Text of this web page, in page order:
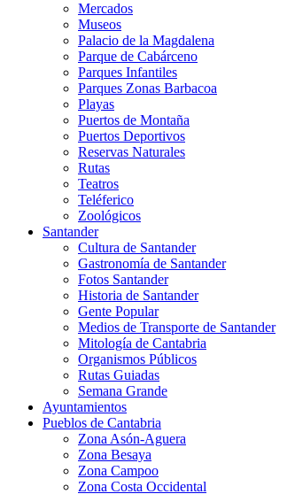
Mercados
Museos
Palacio de la Magdalena
Parque de Cabárceno
Parques Infantiles
Parques Zonas Barbacoa
Playas
Puertos de Montaña
Puertos Deportivos
Reservas Naturales
Rutas
Teatros
Teléferico
Zoológicos
Santander
Cultura de Santander
Gastronomía de Santander
Fotos Santander
Historia de Santander
Gente Popular
Medios de Transporte de Santander
Mitología de Cantabria
Organismos Públicos
Rutas Guiadas
Semana Grande
Ayuntamientos
Pueblos de Cantabria
Zona Asón-Aguera
Zona Besaya
Zona Campoo
Zona Costa Occidental